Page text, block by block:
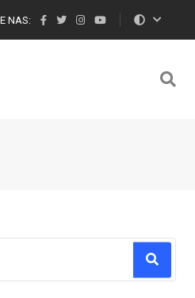
NAS:
characters for results.